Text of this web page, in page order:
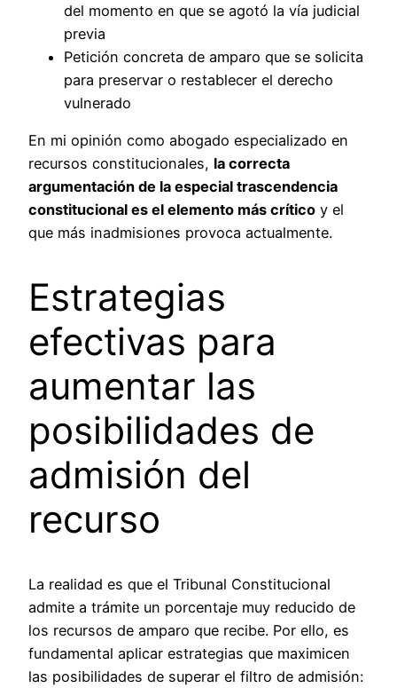
del momento en que se agotó la vía judicial
previa
Petición concreta de amparo que se solicita
para preservar o restablecer el derecho
vulnerado
En mi opinión como abogado especializado en
recursos constitucionales, la correcta
argumentación de la especial trascendencia
constitucional es el elemento más crítico y el
que más inadmisiones provoca actualmente.
Estrategias
efectivas para
aumentar las
posibilidades de
admisión del
recurso
La realidad es que el Tribunal Constitucional
admite a trámite un porcentaje muy reducido de
los recursos de amparo que recibe. Por ello, es
fundamental aplicar estrategias que maximicen
las posibilidades de superar el filtro de admisión: